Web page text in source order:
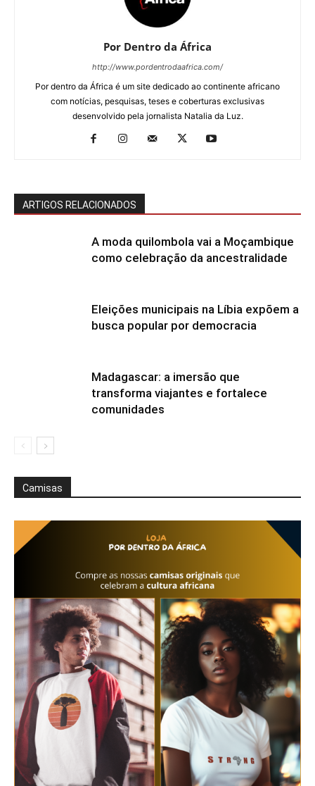
Por Dentro da África
http://www.pordentrodaafrica.com/
Por dentro da África é um site dedicado ao continente africano
com notícias, pesquisas, teses e coberturas exclusivas
desenvolvido pela jornalista Natalia da Luz.
ARTIGOS RELACIONADOS
A moda quilombola vai a Moçambique
como celebração da ancestralidade
Eleições municipais na Líbia expõem a
busca popular por democracia
Madagascar: a imersão que
transforma viajantes e fortalece
comunidades
Camisas